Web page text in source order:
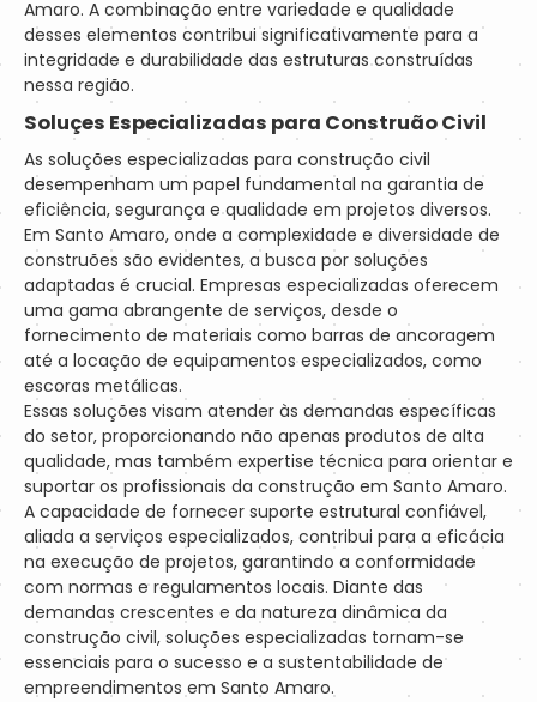
Amaro. A combinação entre variedade e qualidade
desses elementos contribui significativamente para a
integridade e durabilidade das estruturas construídas
nessa região.
Soluçes Especializadas para Construão Civil
As soluções especializadas para construção civil
desempenham um papel fundamental na garantia de
eficiência, segurança e qualidade em projetos diversos.
Em Santo Amaro, onde a complexidade e diversidade de
construões são evidentes, a busca por soluções
adaptadas é crucial. Empresas especializadas oferecem
uma gama abrangente de serviços, desde o
fornecimento de materiais como barras de ancoragem
até a locação de equipamentos especializados, como
escoras metálicas.
Essas soluções visam atender às demandas específicas
do setor, proporcionando não apenas produtos de alta
qualidade, mas também expertise técnica para orientar e
suportar os profissionais da construção em Santo Amaro.
A capacidade de fornecer suporte estrutural confiável,
aliada a serviços especializados, contribui para a eficácia
na execução de projetos, garantindo a conformidade
com normas e regulamentos locais. Diante das
demandas crescentes e da natureza dinâmica da
construção civil, soluções especializadas tornam-se
essenciais para o sucesso e a sustentabilidade de
empreendimentos em Santo Amaro.